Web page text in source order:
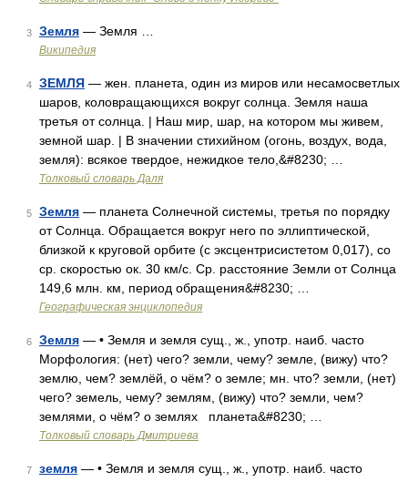
3 Земля — Земля …
Википедия
4 ЗЕМЛЯ — жен. планета, один из миров или несамосветлых
шаров, коловращающихся вокруг солнца. Земля наша
третья от солнца. | Наш мир, шар, на котором мы живем,
земной шар. | В значении стихийном (огонь, воздух, вода,
земля): всякое твердое, нежидкое тело,&#8230; …
Толковый словарь Даля
5 Земля — планета Солнечной системы, третья по порядку
от Солнца. Обращается вокруг него по эллиптической,
близкой к круговой орбите (с эксцентрисистетом 0,017), со
ср. скоростью ок. 30 км/с. Ср. расстояние Земли от Солнца
149,6 млн. км, период обращения&#8230; …
Географическая энциклопедия
6 Земля — • Земля и земля сущ., ж., употр. наиб. часто
Морфология: (нет) чего? земли, чему? земле, (вижу) что?
землю, чем? землёй, о чём? о земле; мн. что? земли, (нет)
чего? земель, чему? землям, (вижу) что? земли, чем?
землями, о чём? о землях планета&#8230; …
Толковый словарь Дмитриева
7 земля — • Земля и земля сущ., ж., употр. наиб. часто